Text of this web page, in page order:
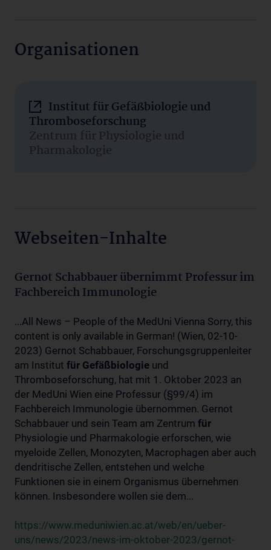
Organisationen
Institut für Gefäßbiologie und
Thromboseforschung
Zentrum für Physiologie und
Pharmakologie
Webseiten-Inhalte
Gernot Schabbauer übernimmt Professur im
Fachbereich Immunologie
...All News – People of the MedUni Vienna Sorry, this
content is only available in German! (Wien, 02-10-
2023) Gernot Schabbauer, Forschungsgruppenleiter
am Institut für Gefäßbiologie und
Thromboseforschung, hat mit 1. Oktober 2023 an
der MedUni Wien eine Professur (§99/4) im
Fachbereich Immunologie übernommen. Gernot
Schabbauer und sein Team am Zentrum für
Physiologie und Pharmakologie erforschen, wie
myeloide Zellen, Monozyten, Macrophagen aber auch
dendritische Zellen, entstehen und welche
Funktionen sie in einem Organismus übernehmen
können. Insbesondere wollen sie dem...
https://www.meduniwien.ac.at/web/en/ueber-
uns/news/2023/news-im-oktober-2023/gernot-